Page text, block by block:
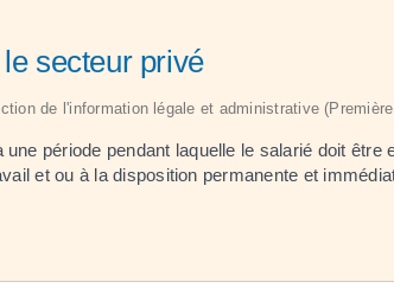
le secteur privé
de l'information légale et administrative
une période pendant laquelle le salarié doit
et ou à la disposition permanente et